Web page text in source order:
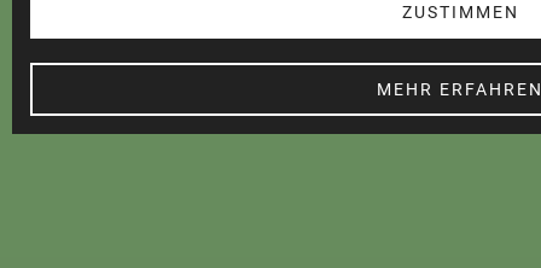
ZUSTIMMEN
MEHR
Cookie Einstellungen